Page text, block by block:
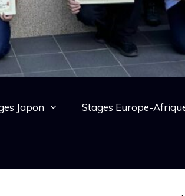
Japon Stages Europe-